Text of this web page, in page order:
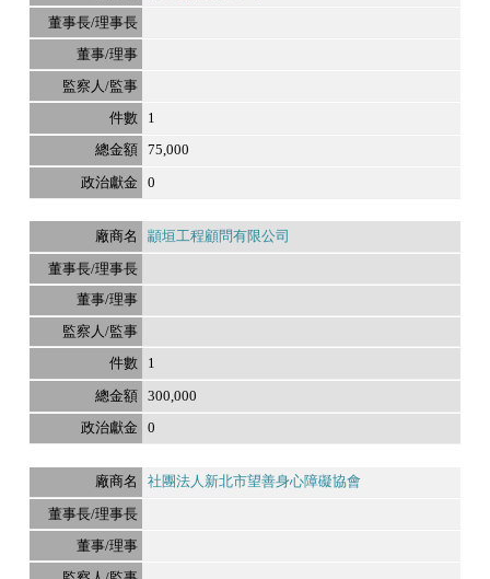
1
75,000
0
顓垣工程顧問有限公司
1
300,000
0
社團法人新北市望善身心障礙協會